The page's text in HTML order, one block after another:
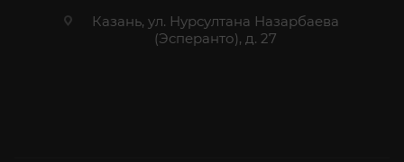
Казань, ул. Нурсултана Назарбаева
(Эсперанто), д. 27